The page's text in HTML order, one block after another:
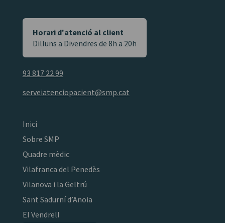
Horari d'atenció al client
Dilluns a Divendres de 8h a 20h
93 817 22 99
serveiatenciopacient@smp.cat
Inici
Sobre SMP
Quadre mèdic
Vilafranca del Penedès
Vilanova i la Geltrú
Sant Sadurní d’Anoia
El Vendrell